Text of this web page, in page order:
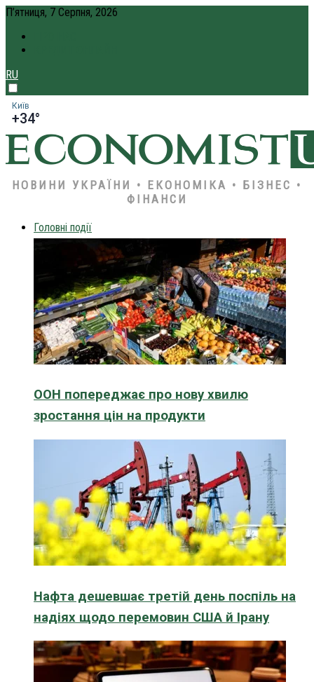
П’ятниця, 7 Серпня, 2026
RU
Київ
+34°
НОВИНИ УКРАЇНИ • ЕКОНОМІКА • БІЗНЕС •
ФІНАНСИ
Головні події
ООН попереджає про нову хвилю
зростання цін на продукти
Нафта дешевшає третій день поспіль на
надіях щодо перемовин США й Ірану